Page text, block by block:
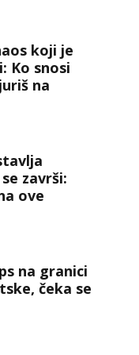
koji je
Ko snosi
na
završi:
ove
na granici
čeka se